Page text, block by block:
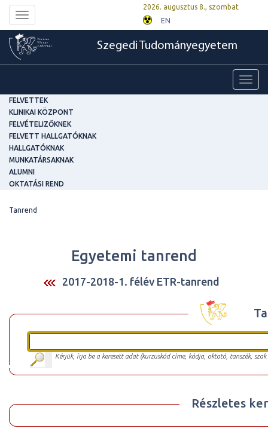
Toggle
navigation
2026. augusztus 8., szombat
EN
Szegedi Tudományegyetem
FELVETTEK
KLINIKAI KÖZPONT
FELVÉTELIZŐKNEK
FELVETT HALLGATÓKNAK
HALLGATÓKNAK
MUNKATÁRSAKNAK
ALUMNI
OKTATÁSI REND
Tanrend
Egyetemi tanrend
2017-2018-1. félév ETR-tanrend
Kérjük, írja be a keresett adat (kurzuskód címe, kódja, oktató, tanszék,
Részletes